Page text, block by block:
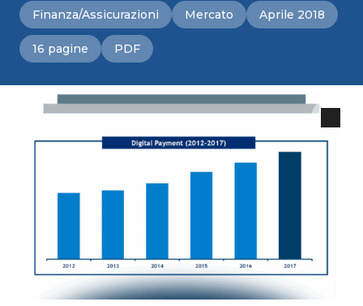
Finanza/Assicurazioni Mercato Aprile 2018
16 pagine PDF